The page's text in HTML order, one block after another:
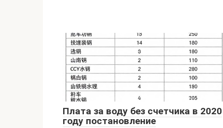
Плата за воду без счетчика в 2020
году постановление